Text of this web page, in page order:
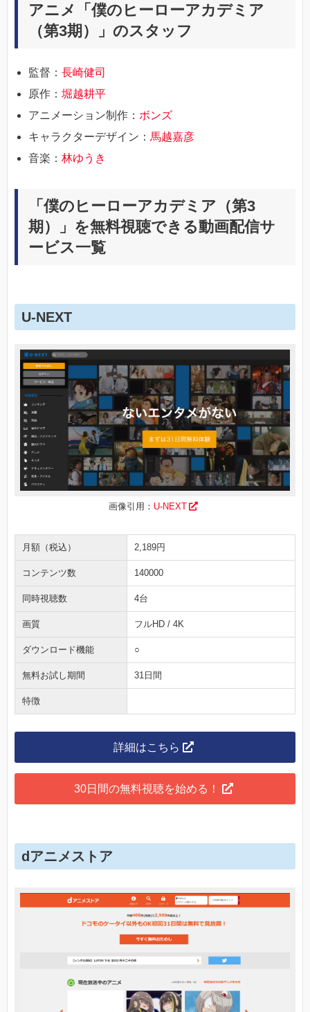
アニメ「僕のヒーローアカデミア
（第3期）」のスタッフ
監督： 長崎健司
原作： 堀越耕平
アニメーション制作： ボンズ
キャラクターデザイン： 馬越嘉彦
音楽： 林ゆうき
「僕のヒーローアカデミア（第3
期）」を無料視聴できる動画配信サ
ービス一覧
U-NEXT
画像引用： U-NEXT
月額（税込） 2,189円
コンテンツ数 140000
同時視聴数 4台
画質 フルHD / 4K
ダウンロード機能 ○
無料お試し期間 31日間
特徴
詳細はこちら
30日間の無料視聴を始める！
dアニメストア